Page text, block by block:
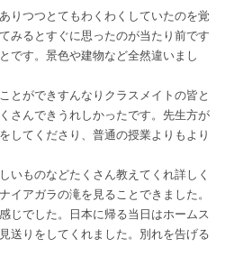
りつつとてもわくわくしていたのを覚
みるとすぐに思ったのが当たり前です
です。景色や建物など全然違いまし
とができすんなりクラスメイトの皆と
さんできうれしかったです。先生方が
してくださり、普通の授業よりもより
いものなどたくさん教えてくれ詳しく
イアガラの滝を見ることできました。
じでした。日本に帰る当日はホームス
送りをしてくれました。別れを告げる